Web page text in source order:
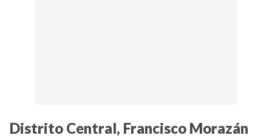
Distrito Central, Francisco Morazán